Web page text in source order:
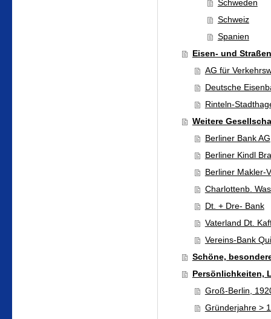
Schweden
Schweiz
Spanien
Eisen- und
AG für
Deutsche
Rinteln-
Weitere
Berliner Bank AG
Berliner Kindl
Berliner Makler-
Charlottenb.
Dt. + Dre- Bank
Vaterland Dt.
Vereins-Bank
Schöne,
Persönlichkeiten,
Groß-Berlin,
Gründerjahre >